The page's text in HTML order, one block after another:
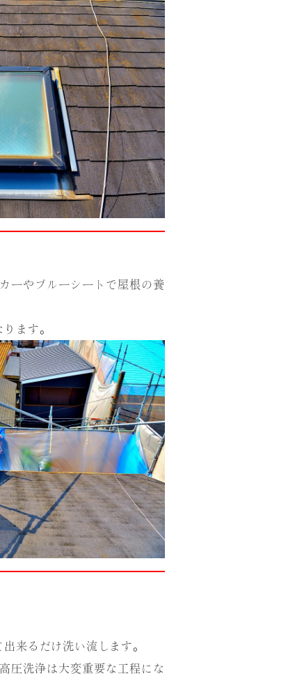
ーやブルーシートで屋根の養
ます。
来るだけ洗い流します。
圧洗浄は大変重要な工程にな